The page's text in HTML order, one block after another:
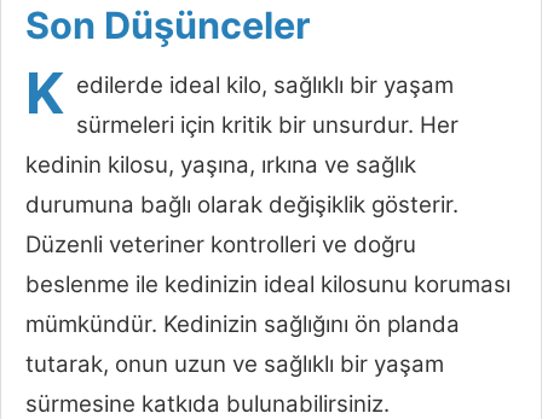
Son Düşünceler
K edilerde ideal kilo, sağlıklı bir yaşam
sürmeleri için kritik bir unsurdur. Her
kedinin kilosu, yaşına, ırkına ve sağlık
durumuna bağlı olarak değişiklik gösterir.
Düzenli veteriner kontrolleri ve doğru
beslenme ile kedinizin ideal kilosunu koruması
mümkündür. Kedinizin sağlığını ön planda
tutarak, onun uzun ve sağlıklı bir yaşam
sürmesine katkıda bulunabilirsiniz.